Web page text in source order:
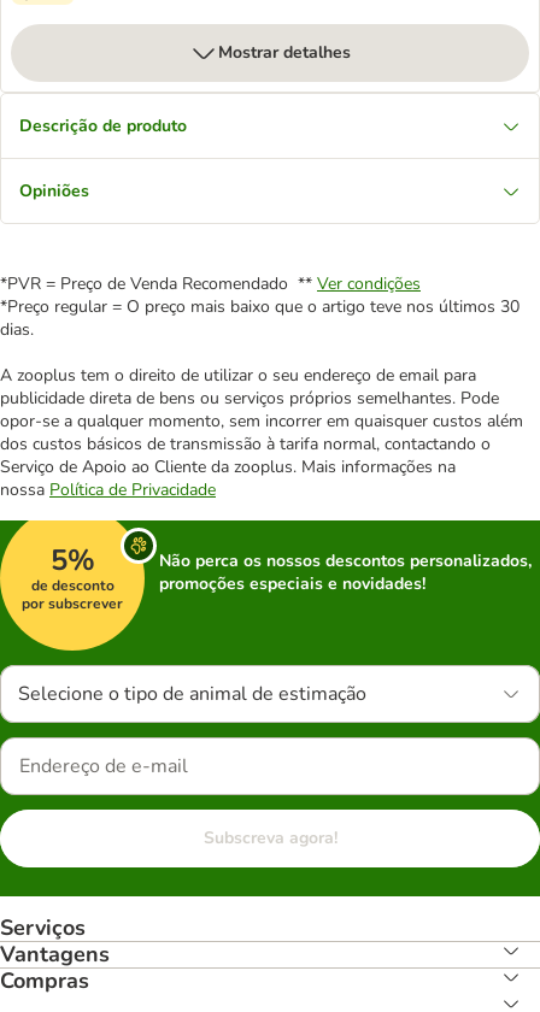
Mostrar detalhes
Descrição de produto
Opiniões
*PVR = Preço de Venda Recomendado ** Ver condições
*Preço regular = O preço mais baixo que o artigo teve nos últimos 30
dias.
A zooplus tem o direito de utilizar o seu endereço de email para
publicidade direta de bens ou serviços próprios semelhantes. Pode
opor-se a qualquer momento, sem incorrer em quaisquer custos além
dos custos básicos de transmissão à tarifa normal, contactando o
Serviço de Apoio ao Cliente da zooplus. Mais informações na
nossa Política de Privacidade
5%
de desconto
por subscrever
Não perca os nossos descontos personalizados,
promoções especiais e novidades!
Selecione o tipo de animal de estimação
Subscreva agora!
Serviços
Vantagens
Compras